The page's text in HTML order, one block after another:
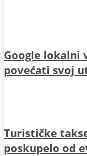
Google lokalni
povećati svoj
Turističke
poskupelo od